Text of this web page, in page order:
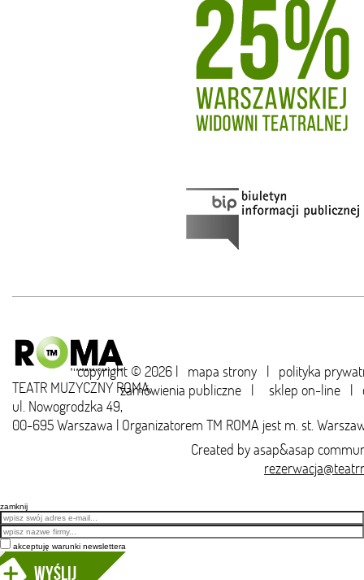
copyright © 2026 | mapa strony | polityka
zamówienia publiczne | sklep on-line |
TEATR MUZYCZNY ROMA,
ul. Nowogrodzka 49,
00-695 Warszawa | Organizatorem TM ROMA jest m. st.
Created byasap&asap
zamknij
Email
akceptuję warunki newslettera
Wyślij